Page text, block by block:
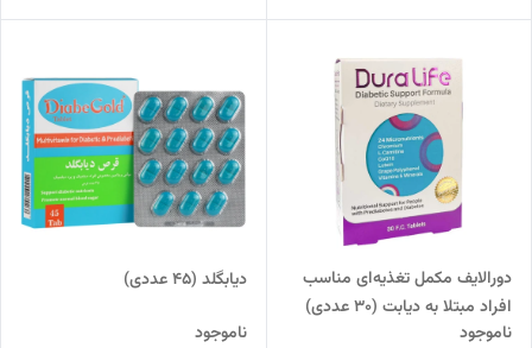
دورالایف مکمل تغذیه‌ای مناسب
افراد مبتلا به دیابت (30 عددی)
ناموجود
دیابگلد (45 عددی)
ناموجود